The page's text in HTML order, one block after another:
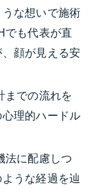
な想いで施術
でも代表が直
顔が見える安
までの流れを
理的ハードル
法に配慮しつ
うな経過を辿